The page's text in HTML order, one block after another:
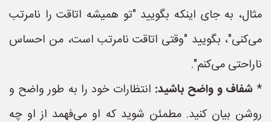
مثال، به جای اینکه بگویید "تو همیشه اتاقت را نامرتب
می‌کنی"، بگویید "وقتی اتاقت نامرتب است، من احساس
ناراحتی می‌کنم".
*شفاف و واضح باشید: انتظارات خود را به طور واضح و
روشن بیان کنید. مطمئن شوید که او می‌فهمد از او چه